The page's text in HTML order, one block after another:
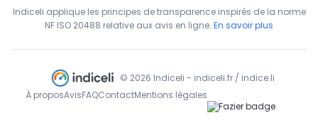
Indiceli applique les principes de transparence inspirés de la norme
NF ISO 20488 relative aux avis en ligne. En savoir plus
© 2026 Indiceli - indiceli.fr / indice.li
À proposAvisFAQContactMentions légales